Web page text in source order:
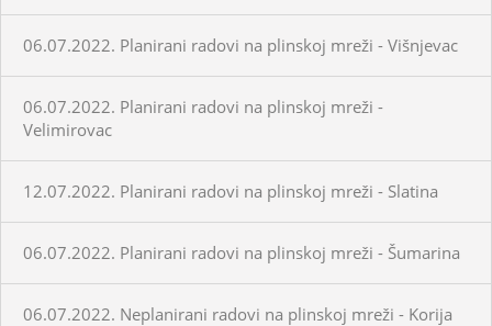
06.07.2022. Planirani radovi na plinskoj mreži - Višnjevac
06.07.2022. Planirani radovi na plinskoj mreži -
Velimirovac
12.07.2022. Planirani radovi na plinskoj mreži - Slatina
06.07.2022. Planirani radovi na plinskoj mreži - Šumarina
06.07.2022. Neplanirani radovi na plinskoj mreži - Korija